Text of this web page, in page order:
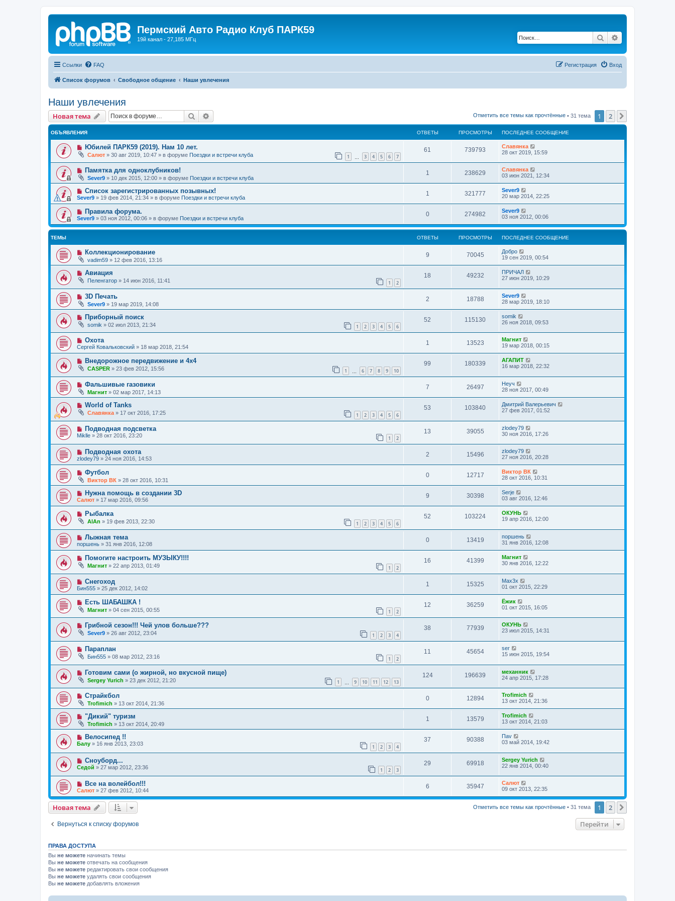
Пермский Авто Радио Клуб ПАРК59
19й канал - 27,185 МГц Поиск
Ссылки FAQ Вход
Регистрация
Список форумов Свободное общение Наши увлечения
Наши увлечения
Новая тема Поиск Отметить все темы как прочтённые • 31 тема 1 2
ОБЪЯВЛЕНИЯ ОТВЕТЫ ПРОСМОТРЫ ПОСЛЕДНЕЕ СООБЩЕНИЕ
Юбилей ПАРК59 (2019). Нам 10 лет.
Салют » 30 авг 2019, 10:47 » в форуме Поездки и встречи клуба 1 3 4 5 6 7
61 739793
Славянка
28 окт 2019, 15:59
Памятка для одноклубников!
Sever9 » 10 дек 2015, 12:00 » в форуме Поездки и встречи клуба
1 238629
Славянка
03 июн 2021, 12:34
Список зарегистрированных позывных!
Sever9 » 19 фев 2014, 21:34 » в форуме Поездки и встречи клуба
1 321777
Sever9
20 мар 2014, 22:25
Правила форума.
Sever9 » 03 ноя 2012, 00:06 » в форуме Поездки и встречи клуба
0 274982
Sever9
03 ноя 2012, 00:06
ТЕМЫ ОТВЕТЫ ПРОСМОТРЫ ПОСЛЕДНЕЕ СООБЩЕНИЕ
Коллекционирование
vadim59 » 12 фев 2016, 13:16
9 70045
Добро
19 сен 2019, 00:54
Авиация
Пеленгатор » 14 июн 2016, 11:41 1 2
18 49232
ПРИЧАЛ
27 июн 2019, 10:29
3D Печать
Sever9 » 19 мар 2019, 14:08
2 18788
Sever9
28 мар 2019, 18:10
Приборный поиск
somik » 02 июл 2013, 21:34 1 2 3 4 5 6
52 115130
somik
26 ноя 2018, 09:53
Охота
Сергей Ковальковский » 18 мар 2018, 21:54
1 13523
Магнит
19 мар 2018, 00:15
Внедорожное передвижение и 4х4
CASPER » 23 фев 2012, 15:56 1 6 7 8 9 10
99 180339
АГАПИТ
16 мар 2018, 22:32
Фальшивые газовики
Магнит » 02 мар 2017, 14:13
7 26497
Неуч
28 ноя 2017, 00:49
World of Tanks
Славянка » 17 окт 2016, 17:25 1 2 3 4 5 6
53 103840
Дмитрий Валерьевич
27 фев 2017, 01:52
Подводная подсветка
Miklle » 28 окт 2016, 23:20 1 2
13 39055
zlodey79
30 ноя 2016, 17:26
Подводная охота
zlodey79 » 24 ноя 2016, 14:53
2 15496
zlodey79
27 ноя 2016, 20:28
Футбол
Виктор ВК » 28 окт 2016, 10:31
0 12717
Виктор ВК
28 окт 2016, 10:31
Нужна помощь в создании 3D
Салют » 17 мар 2016, 09:56
9 30398
Serje
03 авг 2016, 12:46
Рыбалка
AlAn » 19 фев 2013, 22:30 1 2 3 4 5 6
52 103224
ОКУНЬ
19 апр 2016, 12:00
Лыжная тема
поршень » 31 янв 2016, 12:08
0 13419
поршень
31 янв 2016, 12:08
Помогите настроить МУЗЫКУ!!!!
Магнит » 22 апр 2013, 01:49 1 2
16 41399
Магнит
30 янв 2016, 12:22
Снегоход
Бин555 » 25 дек 2012, 14:02
1 15325
Max3x
01 окт 2015, 22:29
Есть ШАБАШКА !
Магнит » 04 сен 2015, 00:55 1 2
12 36259
Ёжик
01 окт 2015, 16:05
Грибной сезон!!! Чей улов больше???
Sever9 » 26 авг 2012, 23:04 1 2 3 4
38 77939
ОКУНЬ
23 июл 2015, 14:31
Параплан
Бин555 » 08 мар 2012, 23:16 1 2
11 45654
ser
15 июн 2015, 19:54
Готовим сами (о жирной, но вкусной пище)
Sergey Yurich » 23 дек 2012, 21:20 1 9 10 11 12 13
124 196639
механник
24 апр 2015, 17:28
Страйкбол
Trofimich » 13 окт 2014, 21:36
0 12894
Trofimich
13 окт 2014, 21:36
"Дикий" туризм
Trofimich » 13 окт 2014, 20:49
1 13579
Trofimich
13 окт 2014, 21:03
Велосипед !!
Балу » 16 янв 2013, 23:03 1 2 3 4
37 90388
Пav
03 май 2014, 19:42
Сноуборд...
Седой » 27 мар 2012, 23:36 1 2 3
29 69918
Sergey Yurich
22 янв 2014, 00:40
Все на волейбол!!!
Салют » 27 фев 2012, 10:44
6 35947
Салют
09 окт 2013, 22:35
Новая тема Отметить все темы как прочтённые • 31 тема 1 2
Вернуться к списку форумов Перейти
ПРАВА ДОСТУПА
Вы не можете начинать темы
Вы не можете отвечать на сообщения
Вы не можете редактировать свои сообщения
Вы не можете удалять свои сообщения
Вы не можете добавлять вложения